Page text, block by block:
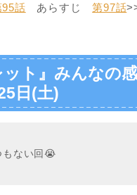
95話 あらすじ第97話
ット』みんなの
日(土)
もない回😭